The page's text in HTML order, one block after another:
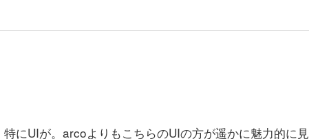
にUIが。arcoよりもこちらのUIの方が遥かに魅力的に見